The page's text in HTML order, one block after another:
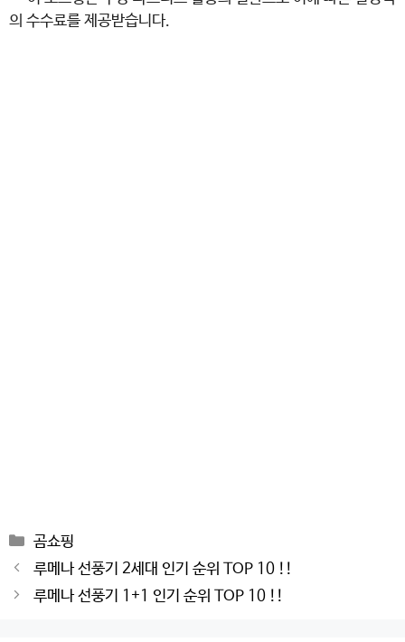
의 수수료를 제공받습니다.
Categories
곰쇼핑
Post
navigation
루메나 선풍기 2세대 인기 순위 TOP 10 !!
루메나 선풍기 1+1 인기 순위 TOP 10 !!